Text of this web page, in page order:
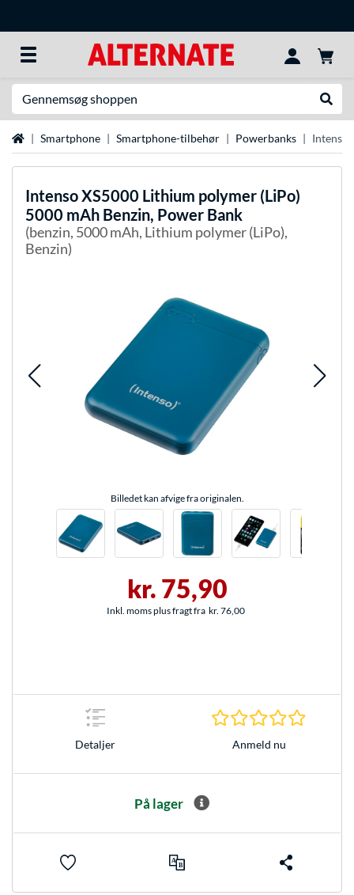
StartsideSmartphone Smartphone-tilbehør Powerbanks Intenso
IntensoXS5000 Lithium polymer (LiPo)
5000 mAh Benzin, Power Bank
(benzin, 5000 mAh, Lithium polymer (LiPo),
Benzin)
Billedet kan afvige fra originalen.
kr. 75,90
Inkl. moms plus fragt fra kr. 76,00
Detaljer Anmeld nu
På lager